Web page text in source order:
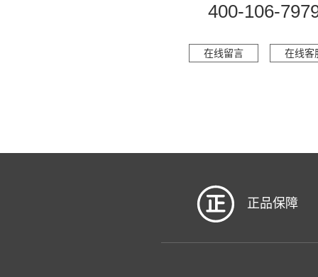
400-106-
在线留言 在线客
正品保障